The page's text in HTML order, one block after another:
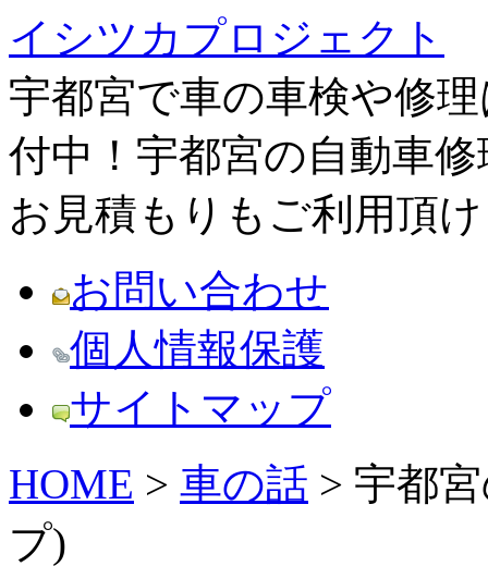
イシツカプロジェクト
宇都宮で車の車検や修
付中！宇都宮の自動車
お見積もりもご利用頂
お問い合わせ
個人情報保護
サイトマップ
HOME > 車の話 > 宇都
プ)